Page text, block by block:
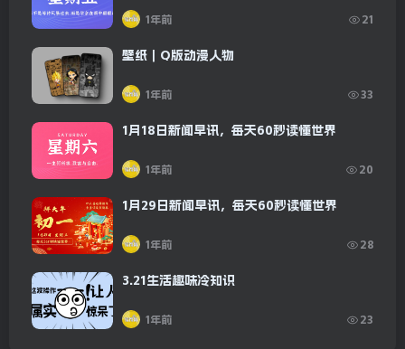
1年前 21
壁纸｜Q版动漫人物
1年前 33
1月18日新闻早讯，每天60秒读懂世界
1年前 20
1月29日新闻早讯，每天60秒读懂世界
1年前 28
3.21生活趣味冷知识
1年前 23